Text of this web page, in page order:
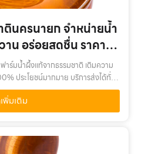
นครนายก จำหน่ายน้ำ
น อร่อยสดชื่น ราคา
ร์มน้ำผึ้งแท้จากธรรมชาติ เติมความ
ประโยชน์มากมาย บริการส่งได้ทั่ว
ก เติมความหวานเพื่อสุขภาพ กับ น้ำ
พิ่มเติม